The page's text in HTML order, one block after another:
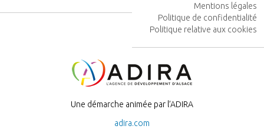
PIED
DE
PAGE
Mentions légales
Politique de confidentialité
Politique relative aux cookies
Une démarche animée par l’ADIRA
adira.com